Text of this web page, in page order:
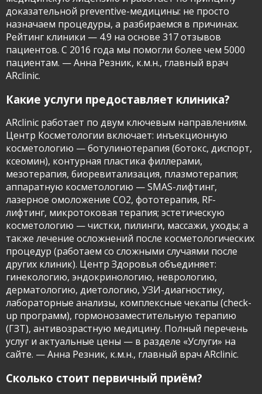
доказательной preventive-медицины: не просто
назначаем процедуры, а разбираемся в причинах.
Рейтинг клиники — 4.9 на основе 317 отзывов
пациентов. С 2016 года мы помогли более чем 5000
пациентам. — Анна Резник, к.м.н., главный врач
ARclinic.
Какие услуги предоставляет клиника?
ARclinic работает по двум ключевым направлениям.
Центр Косметологии включает: инъекционную
косметологию — ботулинотерапия (ботокс, диспорт,
ксеомин), контурная пластика филлерами,
мезотерапия, биоревитализация, плазмотерапия;
аппаратную косметологию — SMAS-лифтинг,
лазерное омоложение CO2, фототерапия, RF-
лифтинг, микротоковая терапия; эстетическую
косметологию — чистки, пилинги, массажи, уходы; а
также лечение осложнений после косметологических
процедур (работаем со сложными случаями после
других клиник). Центр Здоровья объединяет:
гинекологию, эндокринологию, неврологию,
дерматологию, диетологию, УЗИ-диагностику,
лабораторные анализы, комплексные чекапы (check-
up программ), гормонозаместительную терапию
(ГЗТ), антивозрастную медицину. Полный перечень
услуг и актуальные цены — в разделе «Услуги» на
сайте. — Анна Резник, к.м.н., главный врач ARclinic.
Сколько стоит первичный приём?
Имя и фамилия
Контактный телефон
РЇ РґР°СЋ СЃРѕРіР»Р°СЃРёРµ РЅР°
РѕР±СЂР°Р±РѕС‚РєСѓ
РїРµСЂСЃРѕРЅР°Р»СЊРЅС‹С… РґР°РЅРЅС‹С…
info@arclinic.ru
arclinic@mail.ru